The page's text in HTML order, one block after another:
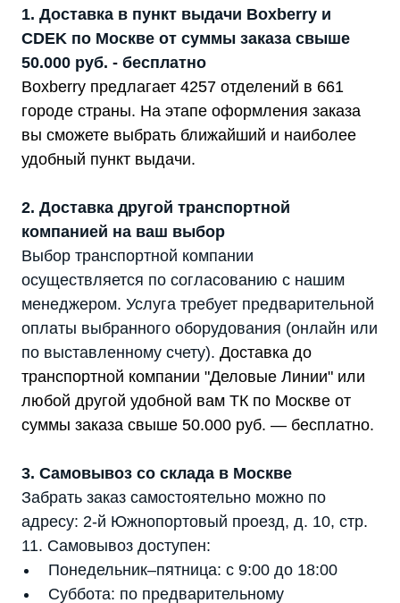
1. Доставка в пункт выдачи Boxberry и
CDEK по Москве от суммы заказа свыше
50.000 руб. - бесплатно
Boxberry предлагает 4257 отделений в 661
городе страны. На этапе оформления заказа
вы сможете выбрать ближайший и наиболее
удобный пункт выдачи.
2. Доставка другой транспортной
компанией на ваш выбор
Выбор транспортной компании
осуществляется по согласованию с нашим
менеджером. Услуга требует предварительной
оплаты выбранного оборудования (онлайн или
по выставленному счету). Доставка до
транспортной компании "Деловые Линии" или
любой другой удобной вам ТК по Москве от
суммы заказа свыше 50.000 руб. — бесплатно.
3. Самовывоз со склада в Москве
Забрать заказ самостоятельно можно по
адресу: 2-й Южнопортовый проезд, д. 10, стр.
11. Самовывоз доступен:
Понедельник–пятница: с 9:00 до 18:00
Суббота: по предварительному